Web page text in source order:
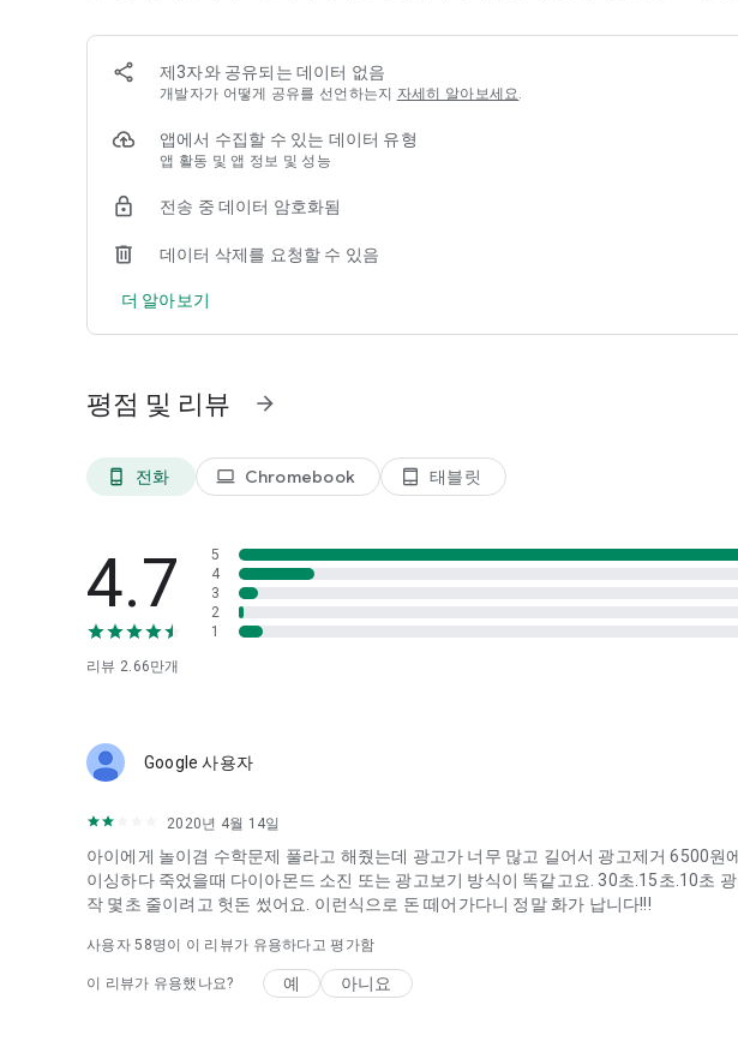
家庭课堂双场景适配。完美适配日常练习、脑力放松和作业热身。家长终于获得孩子主
在动态赛道上疾驰，躲避障碍，收集加速道具。快速提示出现——答对即触发！你的能
高，乘数持续时间越长，前进距离越远。这种循环机制让数学游戏真正令人上瘾，同
不会导致终结——只会激励你重试并继续奔跑。
加减法：单位数与多位数的加减运算。
乘法运算与策略：跳数法、数组应用与快速回忆。
乘法表精通（2-12）：竞速训练将机械练习转化为心流体验。
数感培养、估算能力、运算顺序（高阶）及心算速度提升。
持续激发热情。探索多元路径，收集海量角色，每次奔跑都有新目标。
• 寻求趣味数学游戏而非枯燥习题的家长与教师
渴望新鲜体验的跑酷玩家：速度感十足、制作精良的无尽跑酷游戏，融入巧妙创新机制
◆ 响应迅捷的无尽跑酷操控
◆ 支持短时碎片化或长时间沉浸式游玩——完美适配持续练习需求
加入数百万玩家的行列，相信乘法练习不必枯燥乏味。立即下载，体验追逐高分的刺
热爱动作游戏，定会迷上这款无尽跑酷；若你热爱学习，更会惊叹它如何自然融入你
제3자와 공유되는 데이터 없음
개발자가 어떻게 공유를 선언하는지 자세히 알아보세요.
앱에서 수집할 수 있는 데이터 유형
앱 활동 및 앱 정보 및 성능
전송 중 데이터 암호화됨
데이터 삭제를 요청할 수 있음
더 알아보기
평점 및 리뷰 arrow_forward
phone_android 전화 laptop Chromebook tablet_android 태블릿
4.7
리뷰 2.66만개
5
4
3
2
1
Google 사용자
2020년 4월 14일
아이에게 놀이겸 수학문제 풀라고 해줬는데 광고가 너무 많고 길어서 광고제거 6500원
이싱하다 죽었을때 다이아몬드 소진 또는 광고보기 방식이 똑같고요. 30초.15초.10초
작 몇초 줄이려고 헛돈 썼어요. 이런식으로 돈 떼어가다니 정말 화가 납니다!!!
사용자58명이 이 리뷰가 유용하다고 평가함
이 리뷰가 유용했나요? 예 아니요